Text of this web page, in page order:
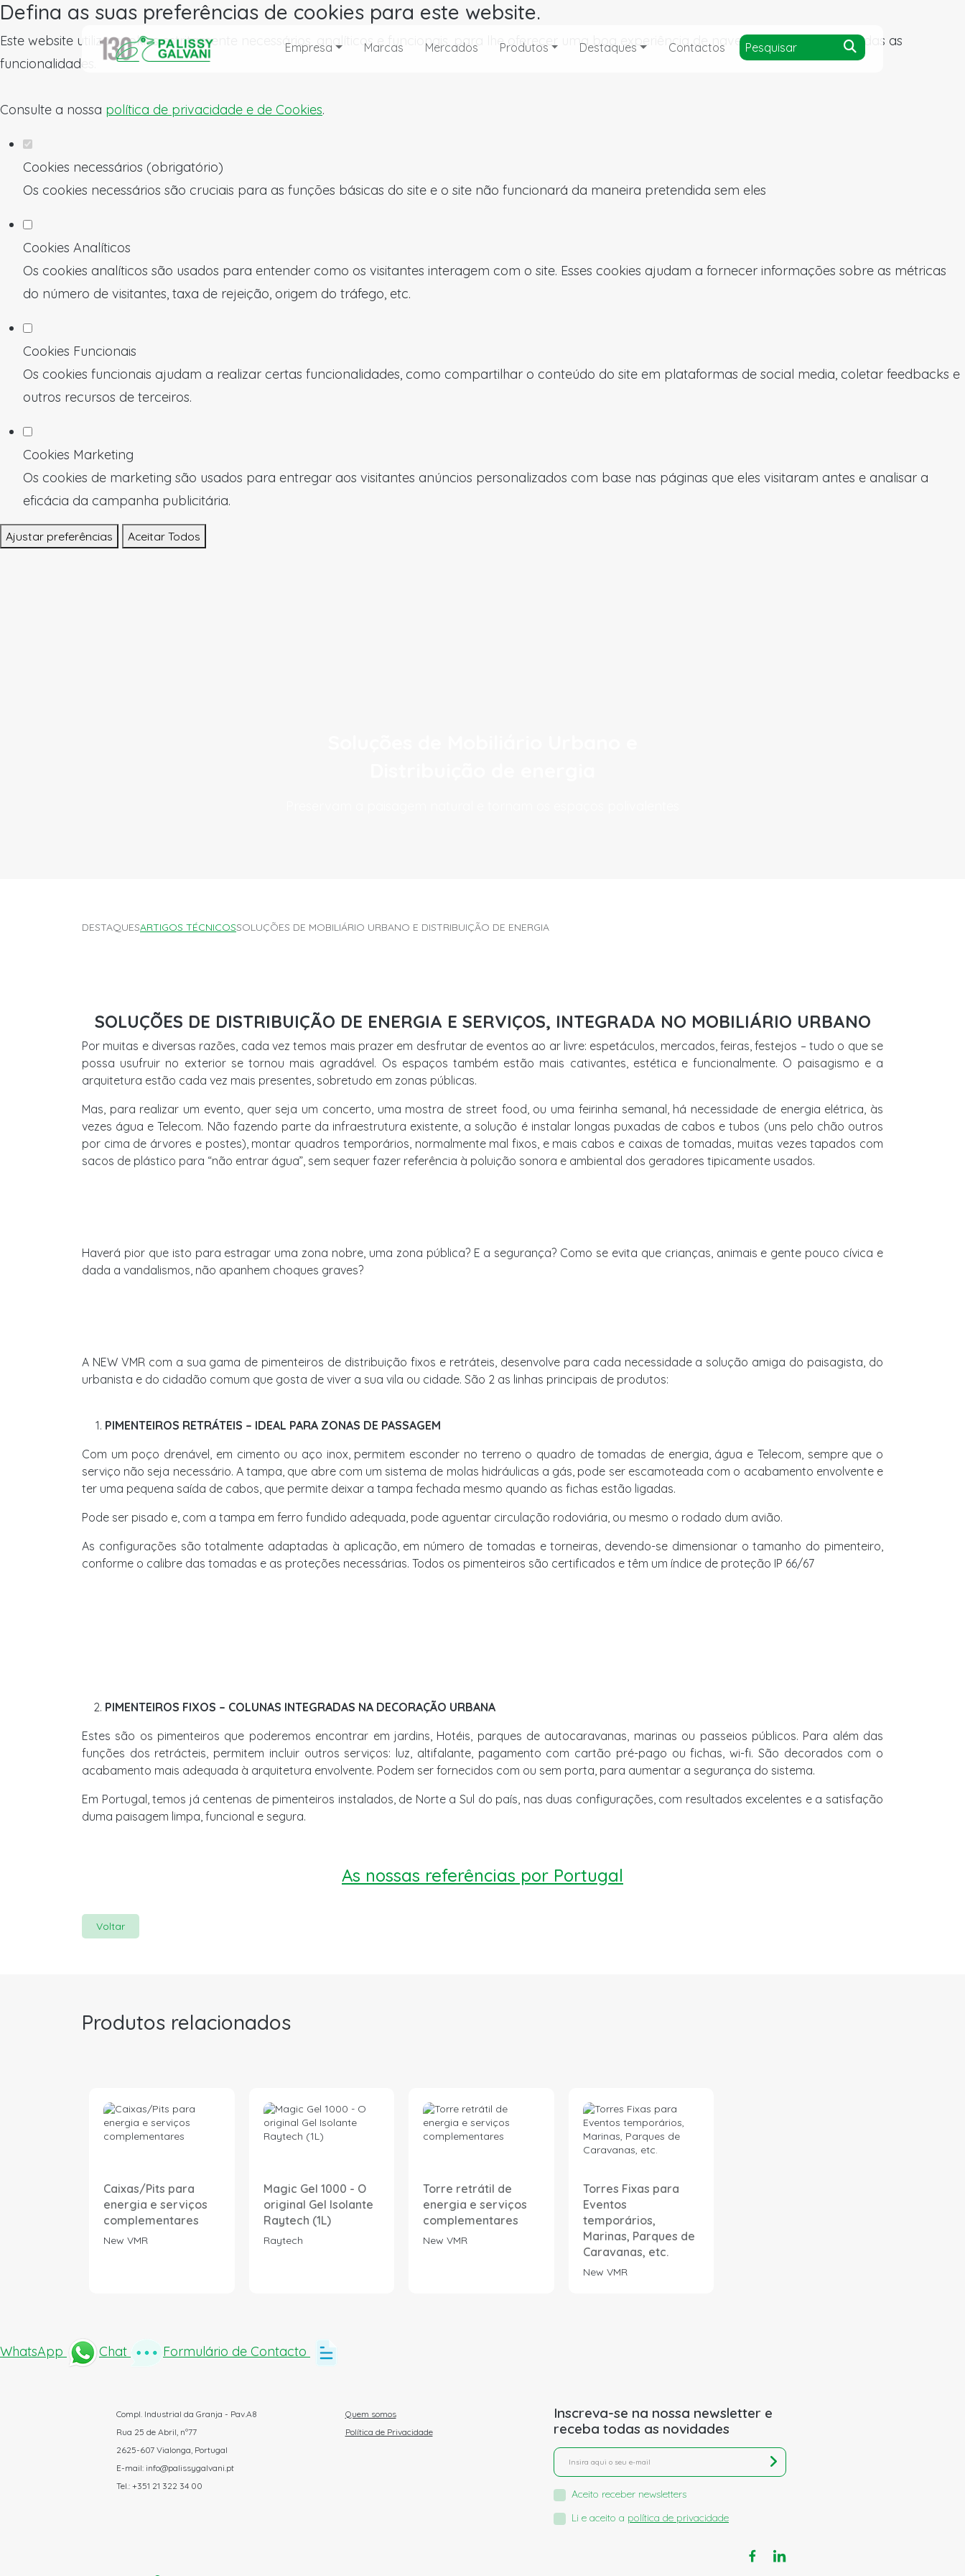
Defina as suas preferências de cookies para este website.
Este website utiliza cookies estritamente necessários, analíticos e funcionais, para lhe oferecer uma boa experiência de navegação e acesso a todas as
funcionalidades.
Consulte a nossa política de privacidade e de Cookies.
Cookies necessários (obrigatório)
Os cookies necessários são cruciais para as funções básicas do site e o site não funcionará da maneira pretendida sem eles
Cookies Analíticos
Os cookies analíticos são usados para entender como os visitantes interagem com o site. Esses cookies ajudam a fornecer informações sobre as métricas
do número de visitantes, taxa de rejeição, origem do tráfego, etc.
Cookies Funcionais
Os cookies funcionais ajudam a realizar certas funcionalidades, como compartilhar o conteúdo do site em plataformas de social media, coletar feedbacks e
outros recursos de terceiros.
Cookies Marketing
Os cookies de marketing são usados para entregar aos visitantes anúncios personalizados com base nas páginas que eles visitaram antes e analisar a
eficácia da campanha publicitária.
Ajustar preferências Aceitar Todos
Empresa Marcas Mercados Produtos Destaques Contactos
DESTAQUESARTIGOS TÉCNICOSSOLUÇÕES DE MOBILIÁRIO URBANO E DISTRIBUIÇÃO DE ENERGIA
SOLUÇÕES DE DISTRIBUIÇÃO DE ENERGIA E SERVIÇOS, INTEGRADA NO MOBILIÁRIO URBANO
Por muitas e diversas razões, cada vez temos mais prazer em desfrutar de eventos ao ar livre: espetáculos, mercados, feiras, festejos – tudo o que se
possa usufruir no exterior se tornou mais agradável. Os espaços também estão mais cativantes, estética e funcionalmente. O paisagismo e a
arquitetura estão cada vez mais presentes, sobretudo em zonas públicas.
Mas, para realizar um evento, quer seja um concerto, uma mostra de street food, ou uma feirinha semanal, há necessidade de energia elétrica, às
vezes água e Telecom. Não fazendo parte da infraestrutura existente, a solução é instalar longas puxadas de cabos e tubos (uns pelo chão outros
por cima de árvores e postes), montar quadros temporários, normalmente mal fixos, e mais cabos e caixas de tomadas, muitas vezes tapados com
sacos de plástico para “não entrar água”, sem sequer fazer referência à poluição sonora e ambiental dos geradores tipicamente usados.
Haverá pior que isto para estragar uma zona nobre, uma zona pública? E a segurança? Como se evita que crianças, animais e gente pouco cívica e
dada a vandalismos, não apanhem choques graves?
A NEW VMR com a sua gama de pimenteiros de distribuição fixos e retráteis, desenvolve para cada necessidade a solução amiga do paisagista, do
urbanista e do cidadão comum que gosta de viver a sua vila ou cidade. São 2 as linhas principais de produtos:
PIMENTEIROS RETRÁTEIS – IDEAL PARA ZONAS DE PASSAGEM
Com um poço drenável, em cimento ou aço inox, permitem esconder no terreno o quadro de tomadas de energia, água e Telecom, sempre que o
serviço não seja necessário. A tampa, que abre com um sistema de molas hidráulicas a gás, pode ser escamoteada com o acabamento envolvente e
ter uma pequena saída de cabos, que permite deixar a tampa fechada mesmo quando as fichas estão ligadas.
Pode ser pisado e, com a tampa em ferro fundido adequada, pode aguentar circulação rodoviária, ou mesmo o rodado dum avião.
As configurações são totalmente adaptadas à aplicação, em número de tomadas e torneiras, devendo-se dimensionar o tamanho do pimenteiro,
conforme o calibre das tomadas e as proteções necessárias. Todos os pimenteiros são certificados e têm um índice de proteção IP 66/67
PIMENTEIROS FIXOS – COLUNAS INTEGRADAS NA DECORAÇÃO URBANA
Estes são os pimenteiros que poderemos encontrar em jardins, Hotéis, parques de autocaravanas, marinas ou passeios públicos. Para além das
funções dos retrácteis, permitem incluir outros serviços: luz, altifalante, pagamento com cartão pré-pago ou fichas, wi-fi. São decorados com o
acabamento mais adequada à arquitetura envolvente. Podem ser fornecidos com ou sem porta, para aumentar a segurança do sistema.
Em Portugal, temos já centenas de pimenteiros instalados, de Norte a Sul do país, nas duas configurações, com resultados excelentes e a satisfação
duma paisagem limpa, funcional e segura.
As nossas referências por Portugal
Voltar
Produtos relacionados
Caixas/Pits para
energia e serviços
complementares
New VMR
Magic Gel 1000 - O
original Gel Isolante
Raytech (1L)
Raytech
Torre retrátil de
energia e serviços
complementares
New VMR
Torres Fixas para
Eventos
temporários,
Marinas, Parques de
Caravanas, etc.
New VMR
WhatsApp Chat Formulário de Contacto
Compl. Industrial da Granja - Pav.A8
Rua 25 de Abril, nº77
2625-607 Vialonga, Portugal
E-mail: info@palissygalvani.pt
Tel.: +351 21 322 34 00
Quem somos
Política de Privacidade
Inscreva-se na nossa newsletter e
receba todas as novidades
Aceito receber newsletters
Li e aceito a política de privacidade